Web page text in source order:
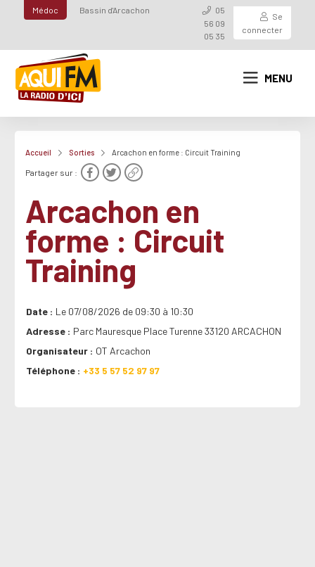
Médoc Bassin d'Arcachon
05
56 09
05 35
Se
connecter
MENU
Accueil Sorties Arcachon en forme : Circuit Training
Partager sur :
Arcachon en
forme : Circuit
Training
Date
Le 07/08/2026 de 09:30 à 10:30
Adresse
Parc Mauresque Place Turenne 33120 ARCACHON
Organisateur
OT Arcachon
Téléphone
+33 5 57 52 97 97